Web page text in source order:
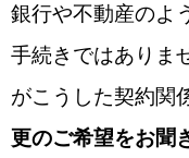
銀行や不動産のよ
手続きではありま
がこうした契約関
更のご希望をお聞